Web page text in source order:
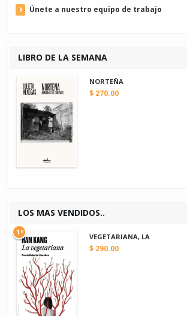
Únete a nuestro equipo de trabajo
LIBRO DE LA SEMANA
NORTEÑA
$ 270.00
LOS MAS VENDIDOS..
VEGETARIANA, LA
$ 290.00
1º